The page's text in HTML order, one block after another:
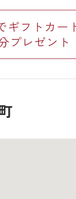
ギフトカー
プレゼント